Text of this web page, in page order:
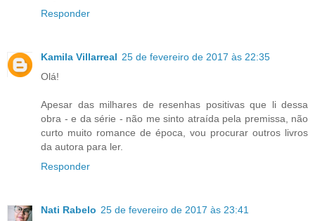
Responder
Kamila Villarreal 25 de fevereiro de 2017 às 22:35
Olá!
Apesar das milhares de resenhas positivas que li dessa
obra - e da série - não me sinto atraída pela premissa, não
curto muito romance de época, vou procurar outros livros
da autora para ler.
Responder
Nati Rabelo 25 de fevereiro de 2017 às 23:41